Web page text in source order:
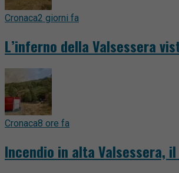
Cronaca2 giorni fa
L’inferno della Valsessera
Cronaca8 ore fa
Incendio in alta Valsessera,